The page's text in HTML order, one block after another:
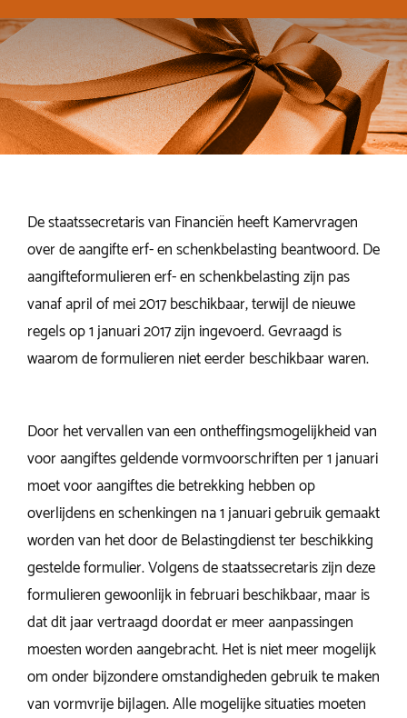
De staatssecretaris van Financiën heeft Kamervragen
over de aangifte erf- en schenkbelasting beantwoord. De
aangifteformulieren erf- en schenkbelasting zijn pas
vanaf april of mei 2017 beschikbaar, terwijl de nieuwe
regels op 1 januari 2017 zijn ingevoerd. Gevraagd is
waarom de formulieren niet eerder beschikbaar waren.
Door het vervallen van een ontheffingsmogelijkheid van
voor aangiftes geldende vormvoorschriften per 1 januari
moet voor aangiftes die betrekking hebben op
overlijdens en schenkingen na 1 januari gebruik gemaakt
worden van het door de Belastingdienst ter beschikking
gestelde formulier. Volgens de staatssecretaris zijn deze
formulieren gewoonlijk in februari beschikbaar, maar is
dat dit jaar vertraagd doordat er meer aanpassingen
moesten worden aangebracht. Het is niet meer mogelijk
om onder bijzondere omstandigheden gebruik te maken
van vormvrije bijlagen. Alle mogelijke situaties moeten